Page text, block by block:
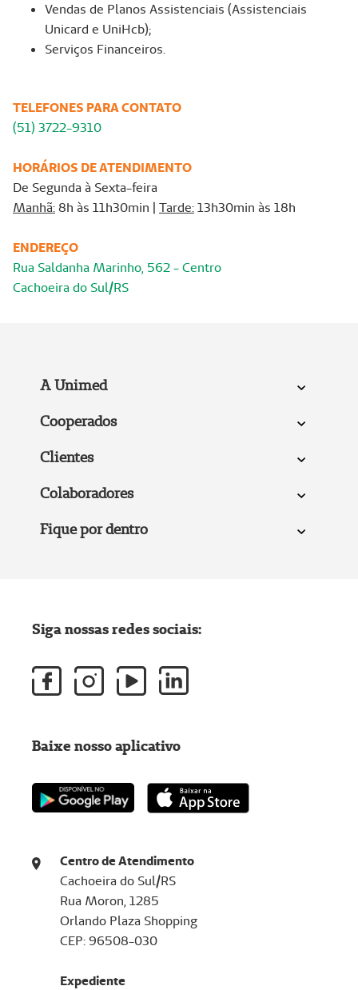
Vendas de Planos Assistenciais (Assistenciais
Unicard e UniHcb);
Serviços Financeiros.
TELEFONES PARA CONTATO
(51) 3722-9310
HORÁRIOS DE ATENDIMENTO
De Segunda à Sexta-feira
Manhã:8h às 11h30min | Tarde:13h30min às 18h
ENDEREÇO
Rua Saldanha Marinho, 562 - Centro
Cachoeira do Sul/RS
A Unimed
Cooperados
Clientes
Colaboradores
Fique por dentro
Centro de Atendimento
Cachoeira do Sul/RS
Rua Moron, 1285
Orlando Plaza Shopping
CEP: 96508-030
Expediente
Siga nossas redes sociais:
Baixe nosso aplicativo